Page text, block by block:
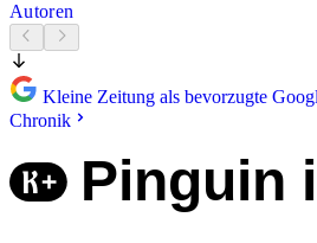
Autoren
Kleine Zeitung als bevorzugte
Chronik
Pinguin